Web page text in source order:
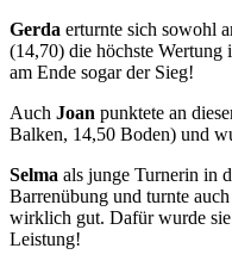
Gerda erturnte sich sowohl
(14,70) die höchste Wertung
am Ende sogar der Sieg!
Auch Joan punktete an
Balken, 14,50 Boden) und
Selma als junge Turnerin in
Barrenübung und turnte
wirklich gut. Dafür wurde
Leistung!